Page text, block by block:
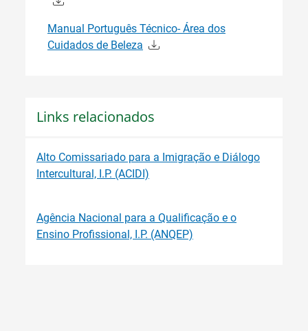
Manual Português Técnico- Área dos
Cuidados de Beleza
Links relacionados
Alto Comissariado para a Imigração e Diálogo
Intercultural, I.P. (ACIDI)
Agência Nacional para a Qualificação e o
Ensino Profissional, I.P. (ANQEP)